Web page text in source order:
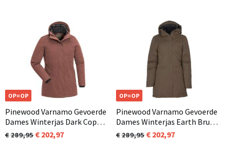
OP=OP
Pinewood Varnamo Gevoerde
Dames Winterjas Dark Copper
(566)
289,95 202,97
OP=OP
Pinewood Varnamo Gevoerde
Dames Winterjas Earth Bruin
(206)
289,95 202,97